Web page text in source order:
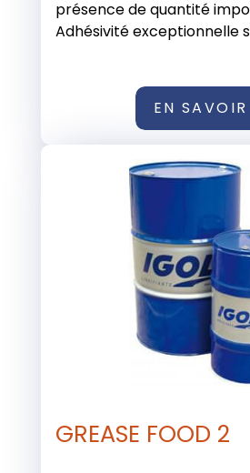
présence de quantité
Adhésivité exceptionnelle
EN
GREASE FOOD 2